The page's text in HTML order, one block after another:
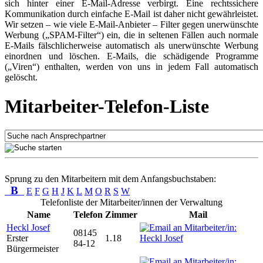
sich hinter einer E-Mail-Adresse verbirgt. Eine rechtssichere
Kommunikation durch einfache E-Mail ist daher nicht gewährleistet.
Wir setzen – wie viele E-Mail-Anbieter – Filter gegen unerwünschte
Werbung („SPAM-Filter“) ein, die in seltenen Fällen auch normale
E-Mails fälschlicherweise automatisch als unerwünschte Werbung
einordnen und löschen. E-Mails, die schädigende Programme
(„Viren“) enthalten, werden von uns in jedem Fall automatisch
gelöscht.
Mitarbeiter-Telefon-Liste
Sprung zu den Mitarbeitern mit dem Anfangsbuchstaben:
B E F G H J K L M O R S W
Telefonliste der Mitarbeiter/innen der Verwaltung
Name
Telefon Zimmer
Mail
Heckl Josef
Erster
Bürgermeister
08145
84-12
1.18